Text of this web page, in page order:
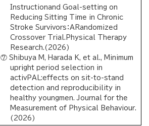
Instructionand Goal-setting on
Reducing Sitting Time in Chronic
Stroke Survivors：ARandomized
Crossover Trial.Physical Therapy
Research.(2026)
⑦ Shibuya M, Harada K, et al., Minimum
upright period selection in
activPAL:effects on sit-to-stand
detection and reproducibility in
healthy youngmen. Journal for the
Measurement of Physical Behaviour.
(2026)